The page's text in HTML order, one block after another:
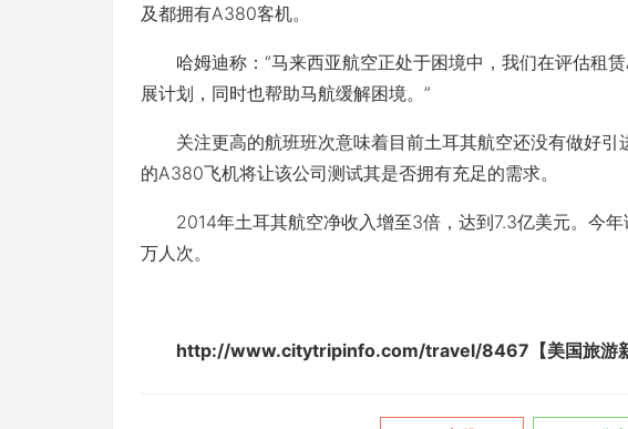
及都拥有A380客机。
哈姆迪称：“马来西亚航空正处于困境中，我们在评估租
展计划，同时也帮助马航缓解困境。”
关注更高的航班班次意味着目前土耳其航空还没有做好引
的A380飞机将让该公司测试其是否拥有充足的需求。
2014年土耳其航空净收入增至3倍，达到7.3亿美元。今年
万人次。
http://www.citytripinfo.com/travel/8467【美国旅游新